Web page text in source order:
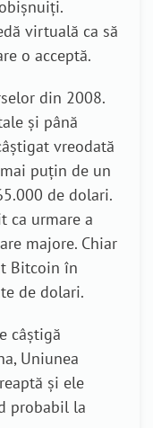
virtuală ca să
o acceptă.
din 2008.
și până
vreodată
puțin de un
de dolari.
ca urmare a
majore. Chiar
Bitcoin în
de dolari.
câștigă
Uniunea
și ele
probabil la